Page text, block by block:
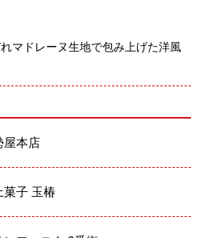
マドレーヌ生地で包み上げた洋風
屋本店
菓子 玉椿